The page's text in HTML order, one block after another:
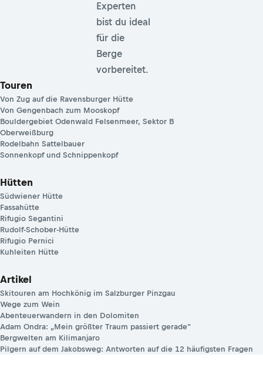
Experten
bist du ideal
für die
Berge
vorbereitet.
Touren
Von Zug auf die Ravensburger Hütte
Von Gengenbach zum Mooskopf
Bouldergebiet Odenwald Felsenmeer, Sektor B
Oberweißburg
Rodelbahn Sattelbauer
Sonnenkopf und Schnippenkopf
Hütten
Südwiener Hütte
Fassahütte
Rifugio Segantini
Rudolf-Schober-Hütte
Rifugio Pernici
Kuhleiten Hütte
Artikel
Skitouren am Hochkönig im Salzburger Pinzgau
Wege zum Wein
Abenteuerwandern in den Dolomiten
Adam Ondra: „Mein größter Traum passiert gerade“
Bergwelten am Kilimanjaro
Pilgern auf dem Jakobsweg: Antworten auf die 12 häufigsten Fragen